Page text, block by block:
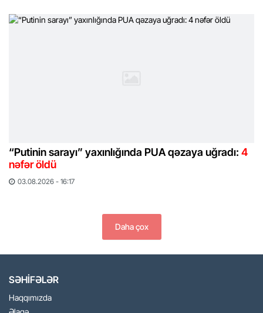
“Putinin sarayı” yaxınlığında PUA qəzaya uğradı: 4
nəfər öldü
03.08.2026 - 16:17
Daha çox
SƏHİFƏLƏR
Haqqımızda